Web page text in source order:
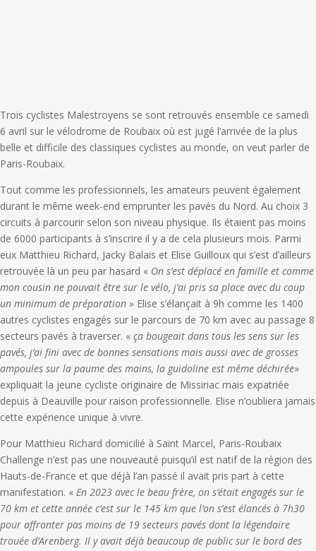
Trois cyclistes Malestroyens se sont retrouvés ensemble ce samedi
6 avril sur le vélodrome de Roubaix où est jugé l’arrivée de la plus
belle et difficile des classiques cyclistes au monde, on veut parler de
Paris-Roubaix.
Tout comme les professionnels, les amateurs peuvent également
durant le même week-end emprunter les pavés du Nord. Au choix 3
circuits à parcourir selon son niveau physique. Ils étaient pas moins
de 6000 participants à s’inscrire il y a de cela plusieurs mois. Parmi
eux Matthieu Richard, Jacky Balais et Elise Guilloux qui s’est d’ailleurs
retrouvée là un peu par hasard « On s’est déplacé en famille et comme
mon cousin ne pouvait être sur le vélo, j’ai pris sa place avec du coup
un minimum de préparation » Elise s’élançait à 9h comme les 1400
autres cyclistes engagés sur le parcours de 70 km avec au passage 8
secteurs pavés à traverser. « ça bougeait dans tous les sens sur les
pavés, j’ai fini avec de bonnes sensations mais aussi avec de grosses
ampoules sur la paume des mains, la guidoline est même déchirée»
expliquait la jeune cycliste originaire de Missiriac mais expatriée
depuis à Deauville pour raison professionnelle. Elise n’oubliera jamais
cette expérience unique à vivre.
Pour Matthieu Richard domicilié à Saint Marcel, Paris-Roubaix
Challenge n’est pas une nouveauté puisqu’il est natif de la région des
Hauts-de-France et que déjà l’an passé il avait pris part à cette
manifestation. « En 2023 avec le beau frère, on s’était engagés sur le
70 km et cette année c’est sur le 145 km que l’on s’est élancés à 7h30
pour affronter pas moins de 19 secteurs pavés dont la légendaire
trouée d’Arenberg. Il y avait déjà beaucoup de public sur le bord des